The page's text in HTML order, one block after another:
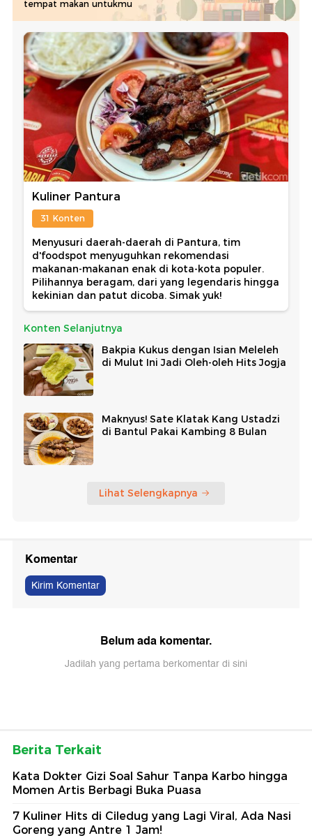
tempat makan untukmu
Kuliner Pantura
31 Konten
Menyusuri daerah-daerah di Pantura, tim
d'foodspot menyuguhkan rekomendasi
makanan-makanan enak di kota-kota populer.
Pilihannya beragam, dari yang legendaris hingga
kekinian dan patut dicoba. Simak yuk!
Konten Selanjutnya
Bakpia Kukus dengan Isian Meleleh
di Mulut Ini Jadi Oleh-oleh Hits Jogja
Maknyus! Sate Klatak Kang Ustadzi
di Bantul Pakai Kambing 8 Bulan
Lihat Selengkapnya
Komentar
Kirim Komentar
Belum ada komentar.
Jadilah yang pertama berkomentar di sini
Berita Terkait
Kata Dokter Gizi Soal Sahur Tanpa Karbo hingga
Momen Artis Berbagi Buka Puasa
7 Kuliner Hits di Ciledug yang Lagi Viral, Ada Nasi
Goreng yang Antre 1 Jam!